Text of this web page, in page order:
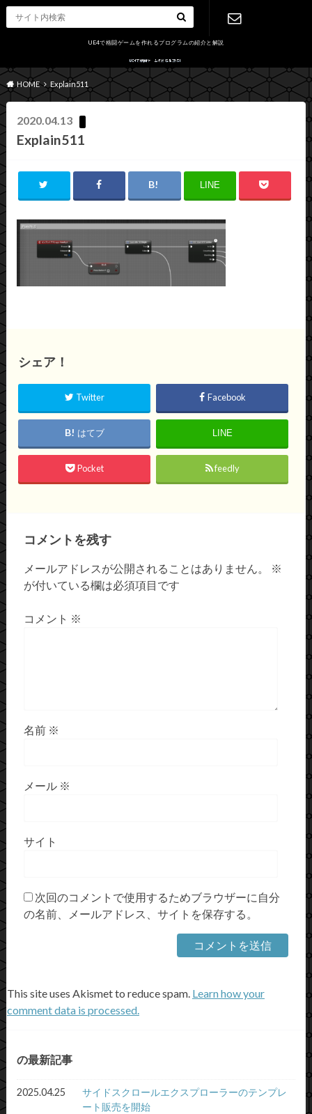
UE4で格闘ゲームを作れるプログラムの紹介と解説
せ
HOME Explain511
2020.04.13
Explain511
LINE
シェア！
Twitter Facebook
はてブ LINE
Pocket feedly
コメントを残す
メールアドレスが公開されることはありません。
※
が付いている欄は必須項目です
コメント ※
名前 ※
メール ※
サイト
次回のコメントで使用するためブラウザーに自分
の名前、メールアドレス、サイトを保存する。
This site uses Akismet to reduce spam. Learn how your
comment data is processed.
の最新記事
2025.04.25
サイドスクロールエクスプローラーのテンプレ
ート販売を開始